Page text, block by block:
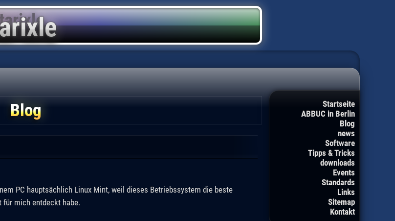
Startseite
ABBUC in Berlin
Blog
news
Software
Tipps & Tricks
downloads
Events
Standards
Links
Sitemap
Kontakt
Blog
PC hauptsächlich Linux Mint, weil dieses Betriebssystem die beste
für mich entdeckt habe.